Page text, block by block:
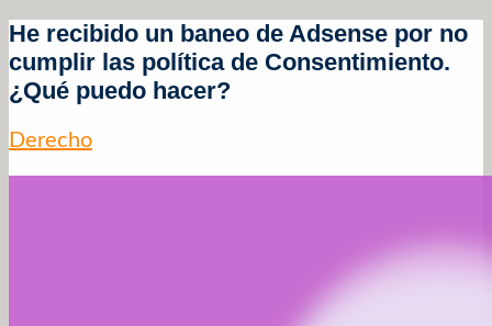
He recibido un baneo de Adsense por no
cumplir las política de Consentimiento.
¿Qué puedo hacer?
Derecho